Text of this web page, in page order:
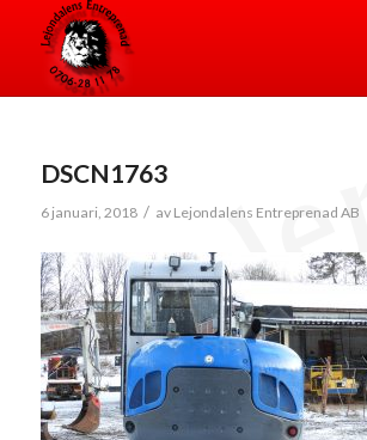
DSCN1763
6 januari, 2018 / av Lejondalens Entreprenad AB